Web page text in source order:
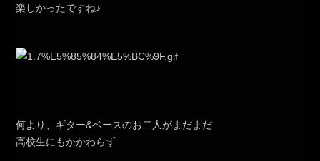
楽しかったですね♪
何より、ギター&ベースのお二人がまだまだ
高校生にもかかわらず